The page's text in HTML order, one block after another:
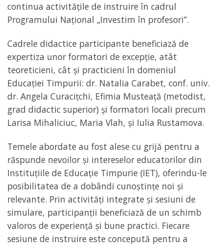
continua activitățile de instruire în cadrul
Programului Național „Investim în profesori”.
Cadrele didactice participante beneficiază de
expertiza unor formatori de excepție, atât
teoreticieni, cât și practicieni în domeniul
Educației Timpurii: dr. Natalia Carabet, conf. univ.
dr. Angela Curacițchi, Efimia Musteață (metodist,
grad didactic superior) și formatori locali precum
Larisa Mihaliciuc, Maria Vlah, și Iulia Rustamova.
Temele abordate au fost alese cu grijă pentru a
răspunde nevoilor și intereselor educatorilor din
Instituțiile de Educație Timpurie (IET), oferindu-le
posibilitatea de a dobândi cunoștințe noi și
relevante. Prin activități integrate și sesiuni de
simulare, participanții beneficiază de un schimb
valoros de experiență și bune practici. Fiecare
sesiune de instruire este concepută pentru a